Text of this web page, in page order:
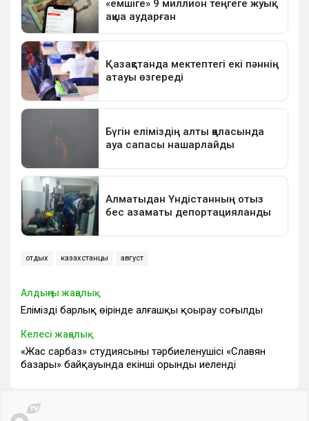
отдых казахстанцы август
Алдыңғы жаңалық
Еліміздің барлық өңірінде алғашқы қоңырау соғылды
Келесі жаңалық
«Жас сарбаз» студиясының тәрбиеленушісі «Славян
базары» байқауында екінші орынды иеленді